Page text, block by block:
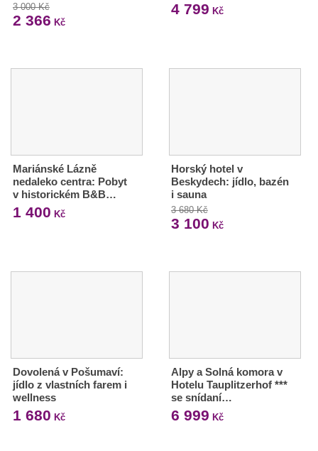
3 000 Kč
2 366 Kč
4 799 Kč
Mariánské Lázně
nedaleko centra: Pobyt
v historickém B&B…
1 400 Kč
Horský hotel v
Beskydech: jídlo, bazén
i sauna
3 680 Kč
3 100 Kč
Dovolená v Pošumaví:
jídlo z vlastních farem i
wellness
1 680 Kč
Alpy a Solná komora v
Hotelu Tauplitzerhof ***
se snídaní…
6 999 Kč